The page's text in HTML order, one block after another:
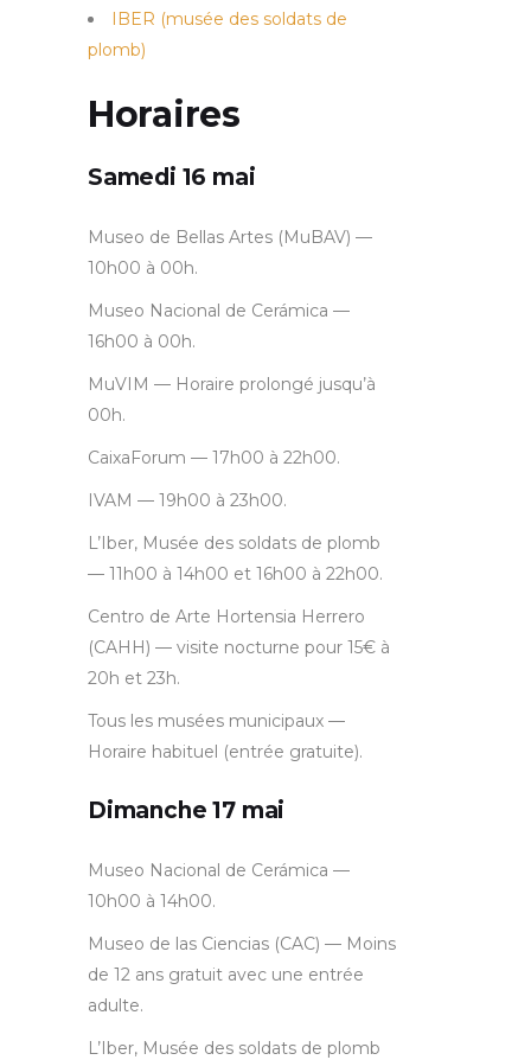
IBER (musée des soldats de
plomb)
Horaires
Samedi 16 mai
Museo de Bellas Artes (MuBAV) —
10h00 à 00h.
Museo Nacional de Cerámica —
16h00 à 00h.
MuVIM — Horaire prolongé jusqu’à
00h.
CaixaForum — 17h00 à 22h00.
IVAM — 19h00 à 23h00.
L’Iber, Musée des soldats de plomb
— 11h00 à 14h00 et 16h00 à 22h00.
Centro de Arte Hortensia Herrero
(CAHH) — visite nocturne pour 15€ à
20h et 23h.
Tous les musées municipaux —
Horaire habituel (entrée gratuite).
Dimanche 17 mai
Museo Nacional de Cerámica —
10h00 à 14h00.
Museo de las Ciencias (CAC) — Moins
de 12 ans gratuit avec une entrée
adulte.
L’Iber, Musée des soldats de plomb